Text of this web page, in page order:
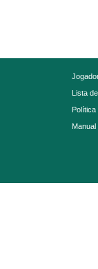
Lista
Política